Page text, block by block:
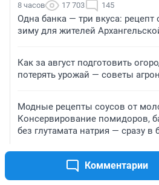
Комментарии
8 часов 17 703 145
Одна банка — три вкуса: рецепт
зиму для жителей
Как за август подготовить
потерять урожай — советы
Модные рецепты соусов от
Консервирование помидоров,
без глутамата натрия — сразу в
Теряет зрение, но гоняет на
живет подросток с редчайшим